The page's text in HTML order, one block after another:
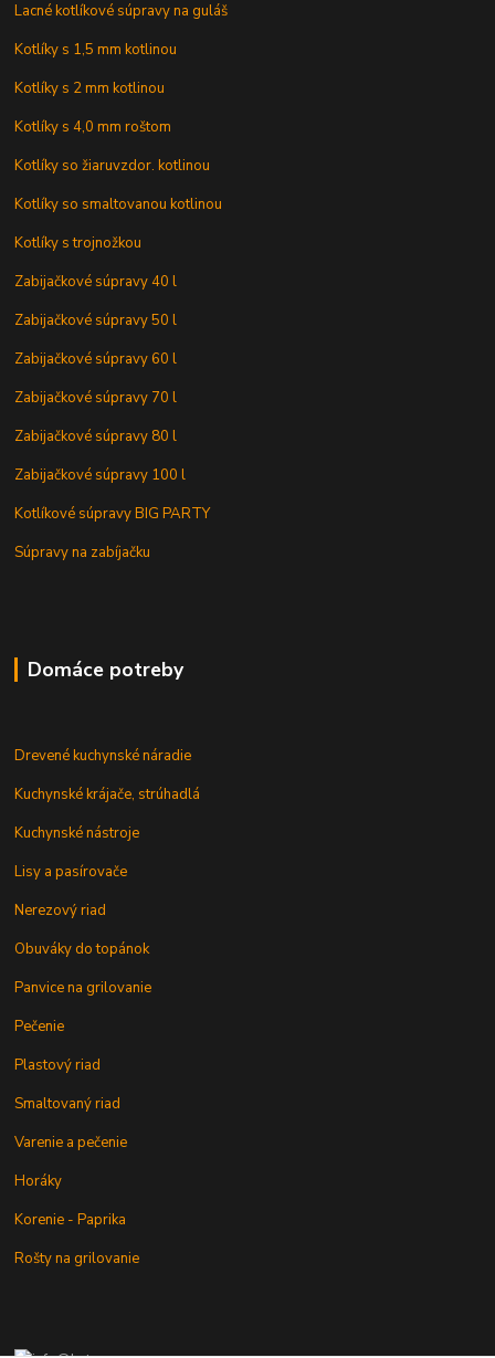
Lacné kotlíkové súpravy na guláš
Kotlíky s 1,5 mm kotlinou
Kotlíky s 2 mm kotlinou
Kotlíky s 4,0 mm roštom
Kotlíky so žiaruvzdor. kotlinou
Kotlíky so smaltovanou kotlinou
Kotlíky s trojnožkou
Zabijačkové súpravy 40 l
Zabijačkové súpravy 50 l
Zabijačkové súpravy 60 l
Zabijačkové súpravy 70 l
Zabijačkové súpravy 80 l
Zabijačkové súpravy 100 l
Kotlíkové súpravy BIG PARTY
Súpravy na zabíjačku
Domáce potreby
Drevené kuchynské náradie
Kuchynské krájače, strúhadlá
Kuchynské nástroje
Lisy a pasírovače
Nerezový riad
Obuváky do topánok
Panvice na grilovanie
Pečenie
Plastový riad
Smaltovaný riad
Varenie a pečenie
Horáky
Korenie - Paprika
Rošty na grilovanie